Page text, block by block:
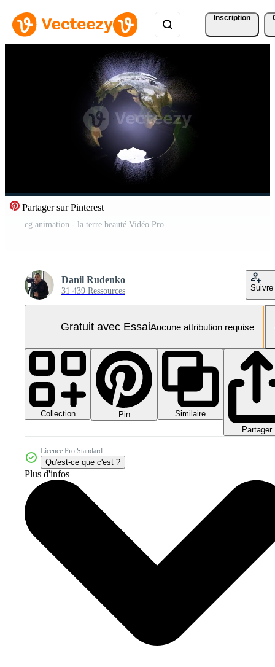
Inscription
Partager sur Pinterest
cg animation - la terre beauté Vidéo Pro
Danil Rudenko
31 439 Ressources Suivre
Gratuit avec EssaiAucune attribution requise
Collection Pin
Similaire
Partager
Licence Pro Standard
Qu'est-ce que c'est ?
Plus d'infos